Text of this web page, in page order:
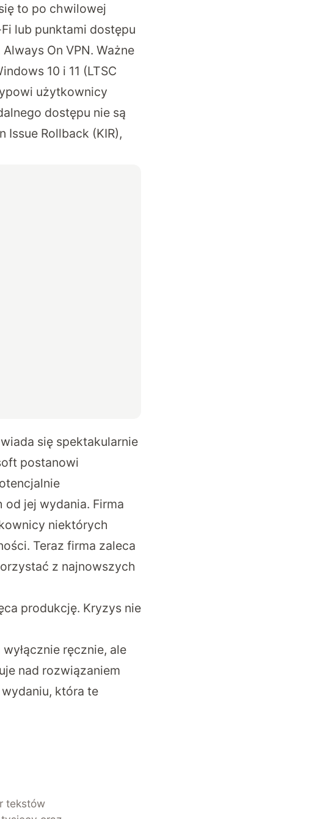
to po chwilowej
lub punktami dostępu
On VPN. Ważne
10 i 11 (LTSC
użytkownicy
dostępu nie są
Rollback (KIR),
się spektakularnie
postanowi
jej wydania. Firma
niektórych
Teraz firma zaleca
z najnowszych
produkcję. Kryzys nie
ręcznie, ale
nad rozwiązaniem
która te
tekstów